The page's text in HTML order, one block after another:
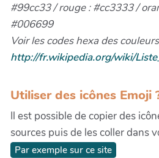
#99cc33 / rouge : #cc3333 /
#006699
Voir les codes hexa des
http://fr.wikipedia.org/wiki/
Utiliser des icônes Emoji
Il est possible de copier des
sources puis de les coller dans
Par exemple sur ce site